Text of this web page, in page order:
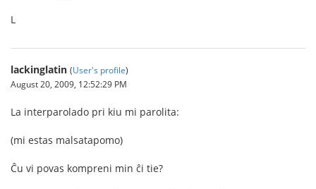
L
lackinglatin (User's profile)
August 20, 2009, 12:52:29 PM
La interparolado pri kiu mi parolita:
(mi estas malsatapomo)
Ĉu vi povas kompreni min ĉi tie?